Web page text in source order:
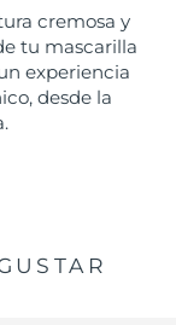
cremosa y
tu mascarilla
experiencia
desde la